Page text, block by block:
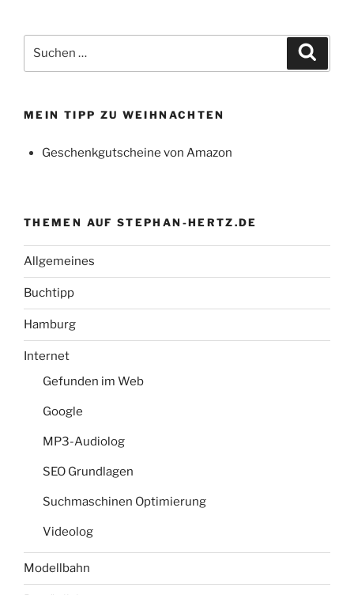
nach:
MEIN TIPP ZU WEIHNACHTEN
Geschenkgutscheine von Amazon
THEMEN AUF STEPHAN-HERTZ.DE
Allgemeines
Buchtipp
Hamburg
Internet
Gefunden im Web
Google
MP3-Audiolog
SEO Grundlagen
Suchmaschinen Optimierung
Videolog
Modellbahn